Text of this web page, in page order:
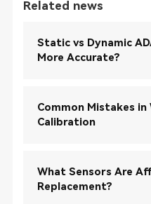
Related news
Static vs Dynamic
More Accurate?
Common Mistakes in
Calibration
What Sensors Are
Replacement?